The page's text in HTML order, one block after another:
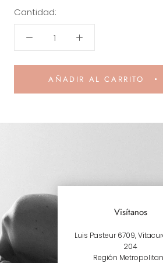
Cantidad:
AÑADIR AL CARRITO
Visítanos
Luis Pasteur 6709,
204
Región